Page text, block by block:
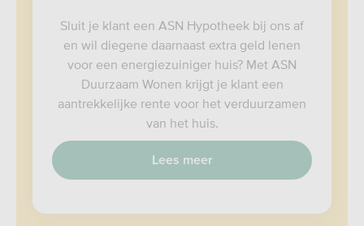
Sluit je klant een ASN Hypotheek bij ons af
en wil diegene daarnaast extra geld lenen
voor een energiezuiniger huis? Met ASN
Duurzaam Wonen krijgt je klant een
aantrekkelijke rente voor het verduurzamen
van het huis.
Lees meer